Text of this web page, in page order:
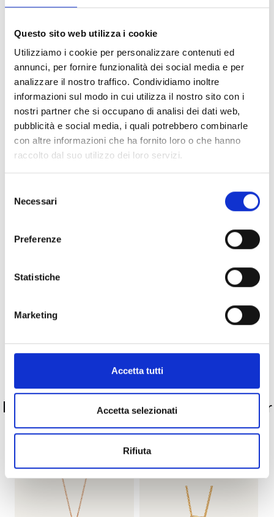
Questo sito web utilizza i cookie
Utilizziamo i cookie per personalizzare contenuti ed
annunci, per fornire funzionalità dei social media e per
analizzare il nostro traffico. Condividiamo inoltre
informazioni sul modo in cui utilizza il nostro sito con i
nostri partner che si occupano di analisi dei dati web,
pubblicità e social media, i quali potrebbero combinarle
con altre informazioni che ha fornito loro o che hanno
raccolto dal suo utilizzo dei loro servizi.
delNecessari
Preferenze
Statistiche
Marketing
Accetta tutti
Accetta selezionati
Rifiuta
Reso facile e veloce
PRONTA consegna
Spedizione Gratuita
Collezione
Descrizione
Pietre preziose
PRODOTTI SIMILI
La nostra selezione di prodotti scelti per
te
Novità